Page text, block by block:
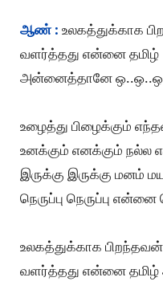
ஆண் : உலகத்துக்காக
வளர்த்தது என்னை தமிழ்
அன்னைத்தானே
உழைத்து பிழைக்கும்
உனக்கும் எனக்கும் நல்ல
இருக்கு இருக்கு மனம்
நெருப்பு நெருப்பு
உலகத்துக்காக
வளர்த்தது என்னை